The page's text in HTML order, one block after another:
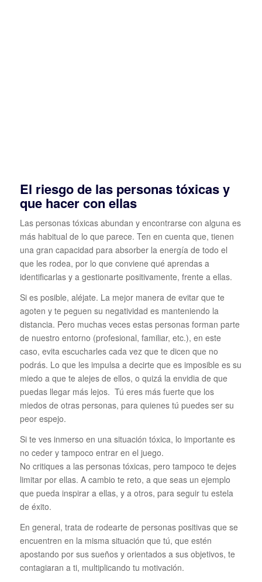
El riesgo de las personas tóxicas y
que hacer con ellas
Las personas tóxicas abundan y encontrarse con alguna es
más habitual de lo que parece. Ten en cuenta que, tienen
una gran capacidad para absorber la energía de todo el
que les rodea, por lo que conviene qué aprendas a
identificarlas y a gestionarte positivamente, frente a ellas.
Si es posible, aléjate. La mejor manera de evitar que te
agoten y te peguen su negatividad es manteniendo la
distancia. Pero muchas veces estas personas forman parte
de nuestro entorno (profesional, familiar, etc.), en este
caso, evita escucharles cada vez que te dicen que no
podrás. Lo que les impulsa a decirte que es imposible es su
miedo a que te alejes de ellos, o quizá la envidia de que
puedas llegar más lejos. Tú eres más fuerte que los
miedos de otras personas, para quienes tú puedes ser su
peor espejo.
Si te ves inmerso en una situación tóxica, lo importante es
no ceder y tampoco entrar en el juego.
No critiques a las personas tóxicas, pero tampoco te dejes
limitar por ellas. A cambio te reto, a que seas un ejemplo
que pueda inspirar a ellas, y a otros, para seguir tu estela
de éxito.
En general, trata de rodearte de personas positivas que se
encuentren en la misma situación que tú, que estén
apostando por sus sueños y orientados a sus objetivos, te
contagiaran a ti, multiplicando tu motivación.